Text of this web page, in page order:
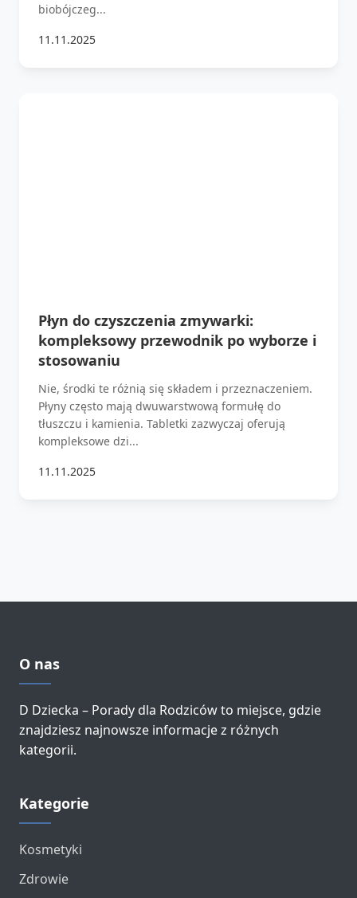
biobójczeg...
11.11.2025
Płyn do czyszczenia zmywarki:
kompleksowy przewodnik po wyborze i
stosowaniu
Nie, środki te różnią się składem i przeznaczeniem.
Płyny często mają dwuwarstwową formułę do
tłuszczu i kamienia. Tabletki zazwyczaj oferują
kompleksowe dzi...
11.11.2025
O nas
D Dziecka – Porady dla Rodziców to miejsce, gdzie
znajdziesz najnowsze informacje z różnych
kategorii.
Kategorie
Kosmetyki
Zdrowie